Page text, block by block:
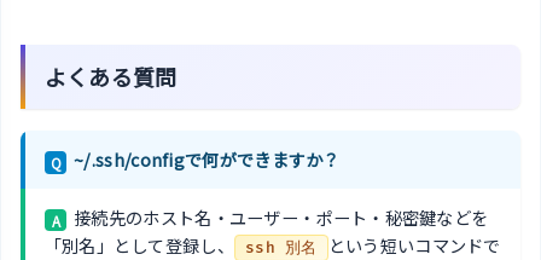
よくある質問
Q ~/.ssh/configで何ができますか？
A
接続先のホスト名・ユーザー・ポート・秘密鍵などを
「別名」として登録し、
ssh 別名
という短いコマンドで